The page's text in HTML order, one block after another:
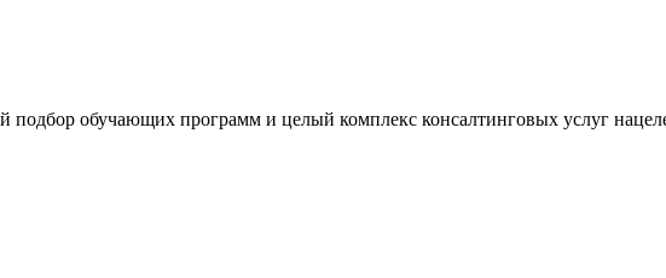
подбор обучающих программ и целый комплекс консалтинговых услуг